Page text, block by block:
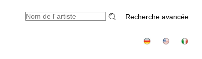
Recherche avancée